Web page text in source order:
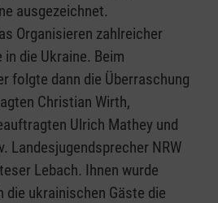
ausgezeichnet.
Organisieren zahlreicher
die Ukraine. Beim
folgte dann die Überraschung
Christian Wirth,
Ulrich Mathey und
Landesjugendsprecher NRW
Lebach. Ihnen wurde
ukrainischen Gäste die